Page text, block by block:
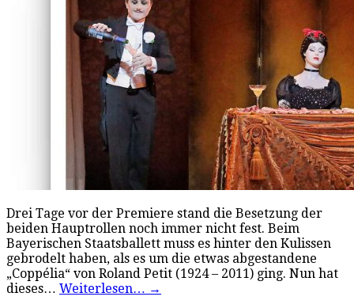
Drei Tage vor der Premiere stand die Besetzung der
beiden Hauptrollen noch immer nicht fest. Beim
Bayerischen Staatsballett muss es hinter den Kulissen
gebrodelt haben, als es um die etwas abgestandene
„Coppélia“ von Roland Petit (1924 – 2011) ging. Nun hat
dieses… Weiterlesen… →